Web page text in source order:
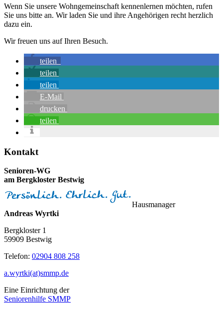
Wenn Sie unsere Wohngemeinschaft kennenlernen möchten, rufen
Sie uns bitte an. Wir laden Sie und ihre Angehörigen recht herzlich
dazu ein.
Wir freuen uns auf Ihren Besuch.
teilen
teilen
teilen
E-Mail
drucken
teilen
Seitenspalte
Kontakt
Senioren-WG
am Berg­kloster Bestwig
Hausmanager
Andreas Wyrtki
Bergkloster 1
59909 Bestwig
Telefon: 02904 808 258
a.wyrtki(at)smmp.de
Eine Einrichtung der
Seniorenhilfe SMMP